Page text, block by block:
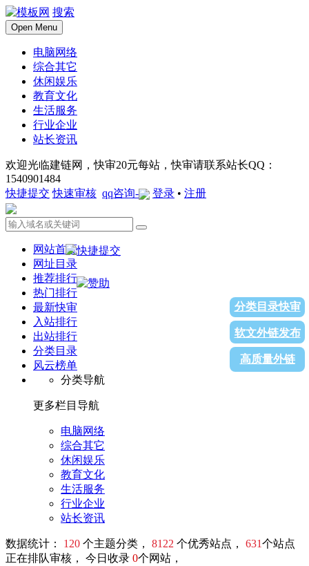
搜索
Open Menu
电脑网络
综合其它
休闲娱乐
教育文化
生活服务
行业企业
站长资讯
欢迎光临建链网，快审20元每站，快审请联系站长QQ：
1540901484
快捷提交 快速审核 qq咨询- 登录 • 注册
网站首页
网址目录
推荐排行
热门排行
最新快审
入站排行
出站排行
分类目录
风云榜单
分类导航
更多栏目导航
电脑网络
综合其它
休闲娱乐
教育文化
生活服务
行业企业
站长资讯
数据统计： 120 个主题分类， 8122 个优秀站点， 631个站点
正在排队审核， 今日收录 0个网站，
分类目录快审
软文外链发布
高质量外链